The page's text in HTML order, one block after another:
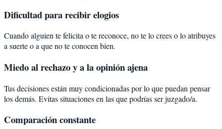
Dificultad para recibir elogios
Cuando alguien te felicita o te reconoce, no te lo crees o lo atribuyes
a suerte o a que no te conocen bien.
Miedo al rechazo y a la opinión ajena
Tus decisiones están muy condicionadas por lo que puedan pensar
los demás. Evitas situaciones en las que podrías ser juzgado/a.
Comparación constante